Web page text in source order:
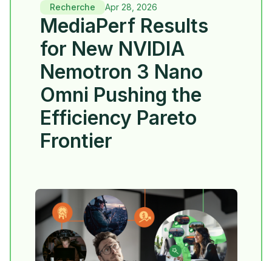
Recherche Apr 28, 2026
MediaPerf Results
for New NVIDIA
Nemotron 3 Nano
Omni Pushing the
Efficiency Pareto
Frontier